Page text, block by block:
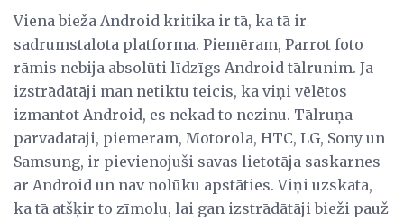
Viena bieža Android kritika ir tā, ka tā ir
sadrumstalota platforma. Piemēram, Parrot foto
rāmis nebija absolūti līdzīgs Android tālrunim. Ja
izstrādātāji man netiktu teicis, ka viņi vēlētos
izmantot Android, es nekad to nezinu. Tālruņa
pārvadātāji, piemēram, Motorola, HTC, LG, Sony un
Samsung, ir pievienojuši savas lietotāja saskarnes
ar Android un nav nolūku apstāties. Viņi uzskata,
ka tā atšķir to zīmolu, lai gan izstrādātāji bieži pauž